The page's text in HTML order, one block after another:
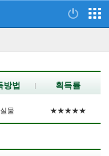
방법 획득률
물 ★★★★★